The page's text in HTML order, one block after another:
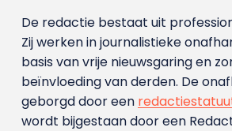
De redactie bestaat uit
Zij werken in journalistieke
basis van vrije nieuwsgaring en
beïnvloeding van derden. De
geborgd door een
wordt bijgestaan door een